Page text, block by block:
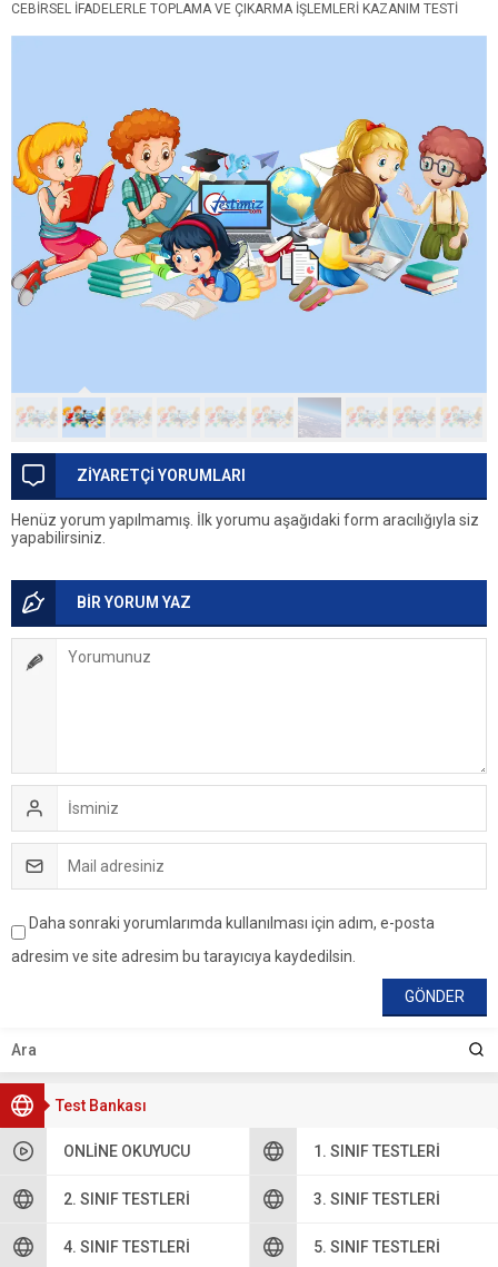
Test Bankası
ONLINE OKUYUCU 1. SINIF TESTLERI
2. SINIF TESTLERI 3. SINIF TESTLERI
4. SINIF TESTLERI 5. SINIF TESTLERI
CEBIRSEL İFADELERLE TOPLAMA VE ÇIKARMA İŞLEMLERI KAZANIM TESTI
ZİYARETÇİ YORUMLARI
Henüz yorum yapılmamış. İlk yorumu aşağıdaki form aracılığıyla siz
yapabilirsiniz.
BİR YORUM YAZ
Daha sonraki yorumlarımda kullanılması için adım, e-posta
adresim ve site adresim bu tarayıcıya kaydedilsin.